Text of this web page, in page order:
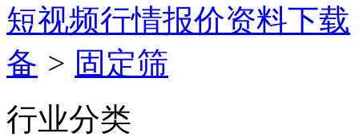
短视频行情报价资料下载
备 > 固定筛
行业分类